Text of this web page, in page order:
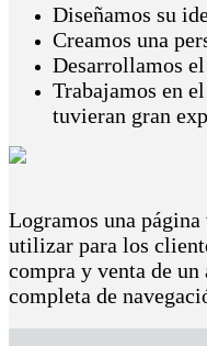
Diseñamos su
Creamos una
Desarrollamos
Trabajamos en
tuvieran gran
Logramos una
utilizar para los
compra y venta de un
completa de